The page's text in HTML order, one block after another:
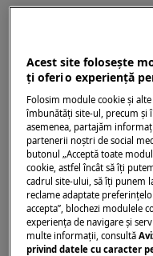
Folosiți întotdeauna
Vă rugăm să rețineți
neprofesională
dacă nu este
Cum se
pentru detergent
1. Trageți sertarul
oprește.
2. Apăsați maneta
Acest site folosește
ţi oferi o experienţă
Folosim module cookie și
îmbunătăţi site-ul, precum și
asemenea, partajăm
partenerii noștri de social
butonul „Acceptă toate
cookie, astfel încât să îţi
cadrul site-ului, să îţi punem
reclame adaptate
accepta”, blochezi modulele
experienţa de navigare și
multe informaţii, consultă
privind datele cu caracter